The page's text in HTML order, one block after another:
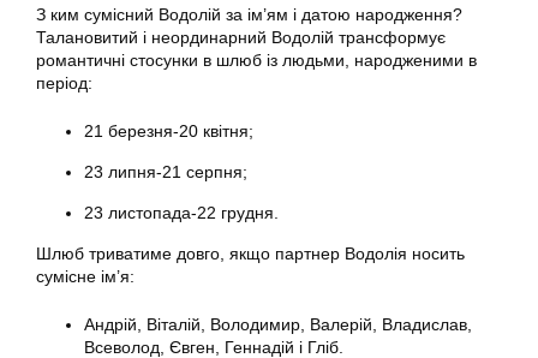
З ким сумісний Водолій за ім’ям і датою народження?
Талановитий і неординарний Водолій трансформує
романтичні стосунки в шлюб із людьми, народженими в
період:
21 березня-20 квітня;
23 липня-21 серпня;
23 листопада-22 грудня.
Шлюб триватиме довго, якщо партнер Водолія носить
сумісне ім’я:
Андрій, Віталій, Володимир, Валерій, Владислав,
Всеволод, Євген, Геннадій і Гліб.